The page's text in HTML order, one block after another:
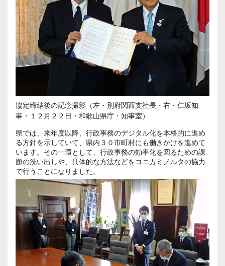
協定締結後の記念撮影（左・別府関西支社長・右・仁坂知
事・１２月２２日・和歌山県庁・知事室）
県では、来年度以降、行政事務のデジタル化を本格的に進め
る方針を示していて、県内３０市町村にも働きかけを進めて
います。その一環として、行政事務の効率化を図るための課
題の洗い出しや、具体的な方法などをコニカミノルタの協力
で行うことになりました。